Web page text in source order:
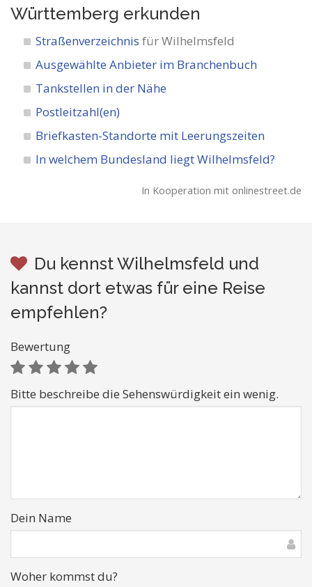
Württemberg erkunden
Straßenverzeichnis für Wilhelmsfeld
Ausgewählte Anbieter im Branchenbuch
Tankstellen in der Nähe
Postleitzahl(en)
Briefkasten-Standorte mit Leerungszeiten
In welchem Bundesland liegt Wilhelmsfeld?
In Kooperation mit onlinestreet.de
Du kennst Wilhelmsfeld und
kannst dort etwas für eine Reise
empfehlen?
Bewertung
Bitte beschreibe die Sehenswürdigkeit ein wenig.
Dein Name
Woher kommst du?